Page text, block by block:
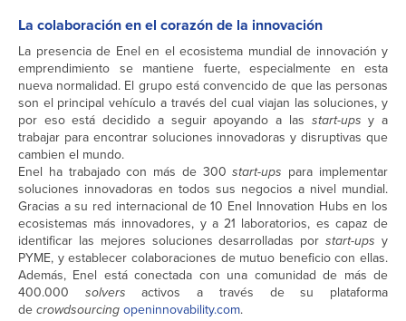
La colaboración en el corazón de la innovación
La presencia de Enel en el ecosistema mundial de innovación y
emprendimiento se mantiene fuerte, especialmente en esta
nueva normalidad. El grupo está convencido de que las personas
son el principal vehículo a través del cual viajan las soluciones, y
por eso está decidido a seguir apoyando a las start-ups y a
trabajar para encontrar soluciones innovadoras y disruptivas que
cambien el mundo.
Enel ha trabajado con más de 300start-ups para implementar
soluciones innovadoras en todos sus negocios a nivel mundial.
Gracias a su red internacional de 10 Enel Innovation Hubs en los
ecosistemas más innovadores, y a 21 laboratorios, es capaz de
identificar las mejores soluciones desarrolladas porstart-upsy
PYME, y establecer colaboraciones de mutuo beneficio con ellas.
Además, Enel está conectada con una comunidad de más de
400.000 solvers activos a través de su plataforma
de crowdsourcing openinnovability.com.